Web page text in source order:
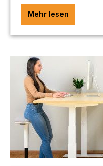
Mehr lesen